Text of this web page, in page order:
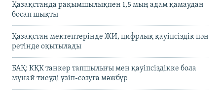
Қазақстанда рақымшылықпен 1,5 мың адам қамаудан
босап шықты
Қазақстан мектептерінде ЖИ, цифрлық қауіпсіздік пән
ретінде оқытылады
БАҚ: КҚК танкер тапшылығы мен қауіпсіздікке бола
мұнай тиеуді үзіп-созуға мәжбүр